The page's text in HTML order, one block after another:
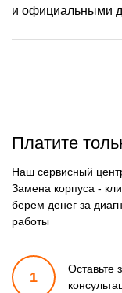
и официальными
Платите
Наш сервисный
Замена корпуса -
берем денег за
работы
1
Оставьте